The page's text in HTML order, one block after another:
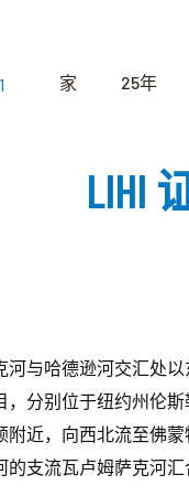
家 25年
LIHI
河与哈德逊河交汇处
，分别位于纽约州伦
附近，向西北流至佛
支流瓦卢姆萨克河汇